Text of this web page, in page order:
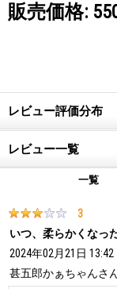
販売価格:
レビュー評価分布
レビュー一覧
一覧
3
いつ、柔らかくなっ
2024年02月21日 13:42
甚五郎かぁちゃんさ